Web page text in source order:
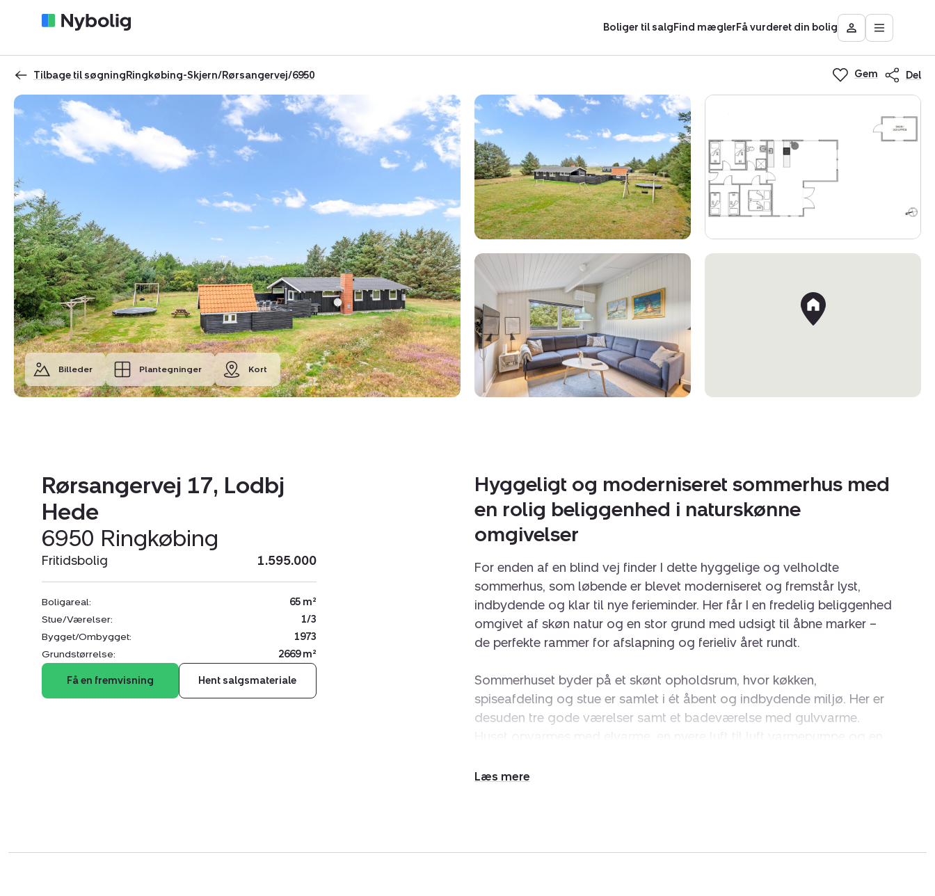
Boliger til salgFind mæglerFå vurderet din bolig
Besøg
Mit
Nybolig
Åbn
Tilbage til søgningRingkøbing-Skjern/Rørsangervej/6950 Gem Del
Billeder Plantegninger Kort
Rørsangervej 17, Lodbj
Hede
6950 Ringkøbing
Fritidsbolig 1.595.000
Boligareal:
65 m²
Stue/Værelser:
1/3
Bygget/Ombygget:
1973
Grundstørrelse:
2669 m²
Få en fremvisning Hent salgsmateriale
Hyggeligt og moderniseret sommerhus med
en rolig beliggenhed i naturskønne
omgivelser
For enden af en blind vej finder I dette hyggelige og velholdte
sommerhus, som løbende er blevet moderniseret og fremstår lyst,
indbydende og klar til nye ferieminder. Her får I en fredelig beliggenhed
omgivet af skøn natur og en stor grund med udsigt til åbne marker –
de perfekte rammer for afslapning og ferieliv året rundt.
Sommerhuset byder på et skønt opholdsrum, hvor køkken,
spiseafdeling og stue er samlet i ét åbent og indbydende miljø. Her er
desuden tre gode værelser samt et badeværelse med gulvvarme.
temperatur og en hyggelig sommerhusstemning året rundt.
stue, alrum og entré samt en ny træterrasse fra efteråret 2025.